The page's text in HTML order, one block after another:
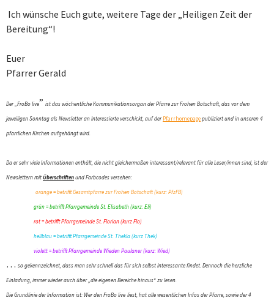
Ich wünsche Euch gute, weitere Tage der „Heiligen Zeit der
Bereitung“!
Euer
Pfarrer Gerald
Der „FroBolive” ist das wöchentliche Kommunikationsorgan der Pfarre zur Frohen Botschaft, das vor dem
jeweiligen Sonntag als Newsletter an Interessierte verschickt, auf derPfarrhomepagepubliziert und in unseren 4
pfarrlichen Kirchen aufgehängt wird.
Da er sehr viele Informationen enthält, die nicht gleichermaßen interessant/relevant für alle Leser/innen sind, ist der
Newslettern mitÜberschriftenund Farbcodes versehen:
orange = betrifft Gesamtpfarre zur Frohen Botschaft (kurz: PfzFB)
grün = betrifft Pfarrgemeinde St. Elisabeth (kurz: Eli)
rot = betrifft Pfarrgemeinde St. Florian (kurz Flo)
hellblau = betrifft Pfarrgemeinde St. Thekla (kurz Thek)
violett = betrifft Pfarrgemeinde Wieden Paulaner (kurz: Wied)
… so gekennzeichnet, dass man sehr schnell das für sich selbst Interessante findet. Dennoch die herzliche
Einladung, immer wieder auch über „die eigenen Bereiche hinaus“ zu lesen.
Die Grundlinie der Information ist: Wer den FroBolive liest, hat alle wesentlichen Infos der Pfarre, sowie der 4